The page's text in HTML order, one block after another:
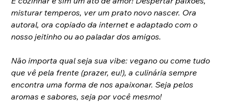
misturar temperos, ver um prato novo nascer. Ora
autoral, ora copiado da internet e adaptado com o
nosso jeitinho ou ao paladar dos amigos.
Não importa qual seja sua vibe: vegano ou come tudo
que vê pela frente (prazer, eu!), a culinária sempre
encontra uma forma de nos apaixonar. Seja pelos
aromas e sabores, seja por você mesmo!